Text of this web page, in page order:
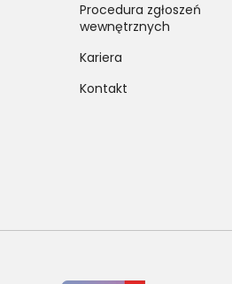
Procedura zgłoszeń
wewnętrznych
Kariera
Kontakt